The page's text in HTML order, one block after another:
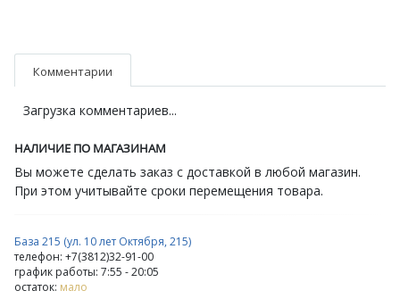
Комментарии
Загрузка комментариев...
НАЛИЧИЕ ПО МАГАЗИНАМ
Вы можете сделать заказ с доставкой в любой магазин.
При этом учитывайте сроки перемещения товара.
База 215 (ул. 10 лет Октября, 215)
телефон: +7(3812)32-91-00
график работы: 7:55 - 20:05
остаток: мало